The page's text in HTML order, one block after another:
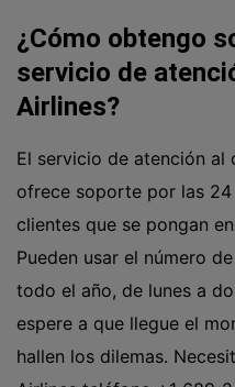
¿Cómo obtengo
servicio de
Airlines?
El servicio de atención al
ofrece soporte por las
clientes que se pongan
Pueden usar el número
todo el año, de lunes a
espere a que llegue el
hallen los dilemas.